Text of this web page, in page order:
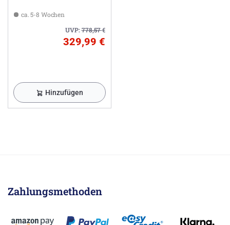
ca. 5-8 Wochen
UVP:778,57€
329,99 €
Hinzufügen
Zahlungsmethoden